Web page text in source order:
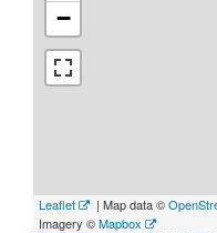
−
Leaflet | Map data ©
Imagery ©Mapbox